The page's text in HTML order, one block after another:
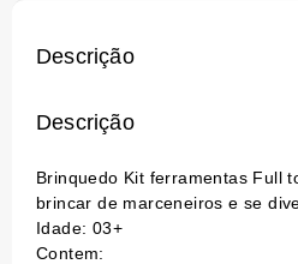
Descrição
Descrição
Brinquedo Kit ferramentas Full
brincar de marceneiros e se
Idade: 03+
Contem: